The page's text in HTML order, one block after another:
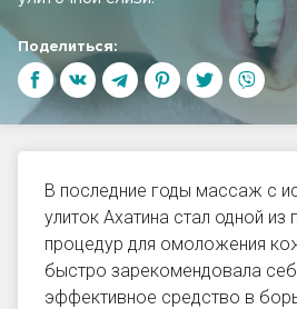
Поделиться:
В последние годы массаж с
улиток Ахатина стал одной из
процедур для омоложения
быстро зарекомендовала
эффективное средство в